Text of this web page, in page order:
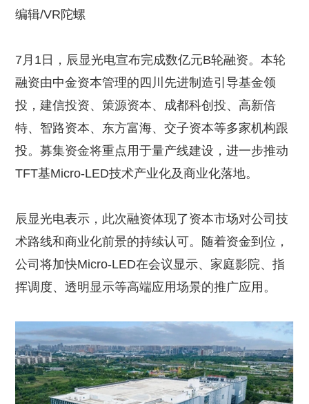
编辑/VR陀螺
7月1日，辰显光电宣布完成数亿元B轮融资。本轮
融资由中金资本管理的四川先进制造引导基金领
投，建信投资、策源资本、成都科创投、高新倍
特、智路资本、东方富海、交子资本等多家机构跟
投。募集资金将重点用于量产线建设，进一步推动
TFT基Micro-LED技术产业化及商业化落地。
辰显光电表示，此次融资体现了资本市场对公司技
术路线和商业化前景的持续认可。随着资金到位，
公司将加快Micro-LED在会议显示、家庭影院、指
挥调度、透明显示等高端应用场景的推广应用。